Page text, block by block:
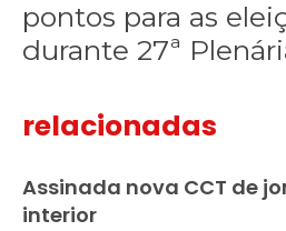
pontos para as
durante 27ª
relacionadas
Assinada nova CCT de
interior